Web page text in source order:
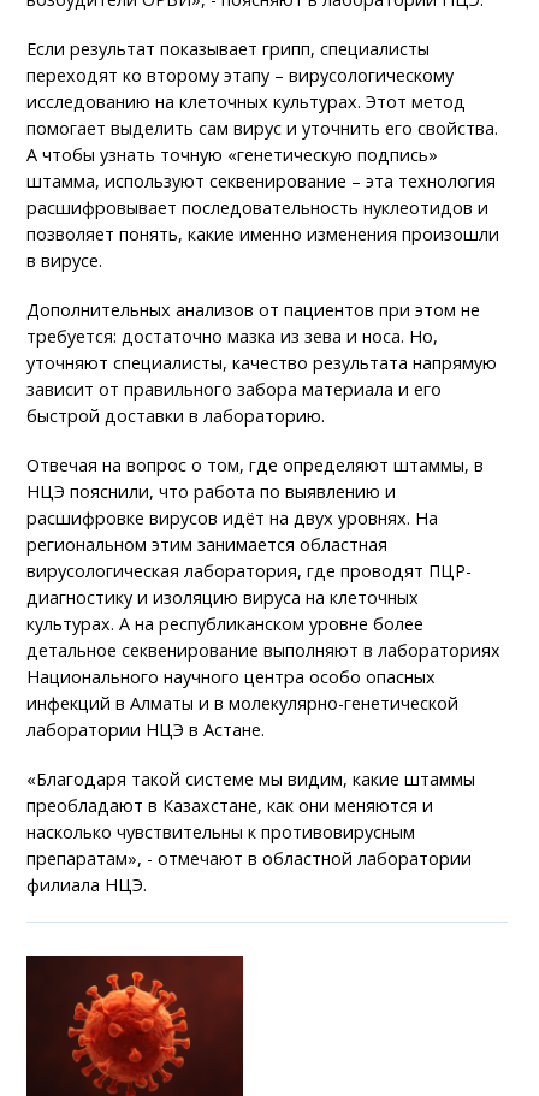
Если результат показывает грипп, специалисты
переходят ко второму этапу – вирусологическому
исследованию на клеточных культурах. Этот метод
помогает выделить сам вирус и уточнить его свойства.
А чтобы узнать точную «генетическую подпись»
штамма, используют секвенирование – эта технология
расшифровывает последовательность нуклеотидов и
позволяет понять, какие именно изменения произошли
в вирусе.
Дополнительных анализов от пациентов при этом не
требуется: достаточно мазка из зева и носа. Но,
уточняют специалисты, качество результата напрямую
зависит от правильного забора материала и его
быстрой доставки в лабораторию.
Отвечая на вопрос о том, где определяют штаммы, в
НЦЭ пояснили, что работа по выявлению и
расшифровке вирусов идёт на двух уровнях. На
региональном этим занимается областная
вирусологическая лаборатория, где проводят ПЦР-
диагностику и изоляцию вируса на клеточных
культурах. А на республиканском уровне более
детальное секвенирование выполняют в лабораториях
Национального научного центра особо опасных
инфекций в Алматы и в молекулярно-генетической
лаборатории НЦЭ в Астане.
«Благодаря такой системе мы видим, какие штаммы
преобладают в Казахстане, как они меняются и
насколько чувствительны к противовирусным
препаратам», - отмечают в областной лаборатории
филиала НЦЭ.